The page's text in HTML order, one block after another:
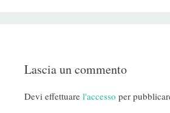
Lascia un commento
Devi effettuare l'accesso per